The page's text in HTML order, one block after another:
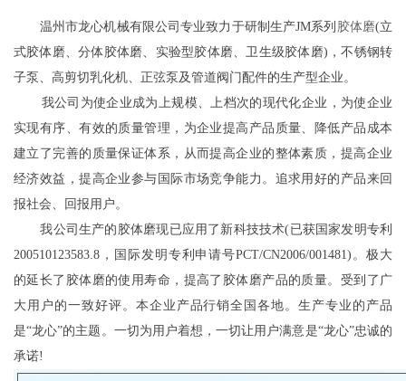
温州市龙心机械有限公司专业致力于研制生产JM系列 胶体磨(立
式胶体磨、分体胶体磨、实验型胶体磨、卫生级胶体磨)，不锈钢转
子泵、高剪切乳化机、正弦泵及管道阀门配件的生产型企业。
我公司为使企业成为上规模、上档次的现代化企业，为使企业
实现有序、有效的质量管理，为企业提高产品质量、降低产品成本
建立了完善的质量保证体系，从而提高企业的整体素质，提高企业
经济效益，提高企业参与国际市场竞争能力。追求用好的产品来回
报社会、回报用户。
我公司生产的胶体磨现已应用了新科技技术(已获国家发明专利
200510123583.8，国际发明专利申请号PCT/CN2006/001481)。极大
的延长了胶体磨的使用寿命，提高了胶体磨产品的质量。受到了广
大用户的一致好评。本企业产品行销全国各地。生产专业的产品
是“龙心”的主题。一切为用户着想，一切让用户满意是“龙心”忠诚的
承诺!